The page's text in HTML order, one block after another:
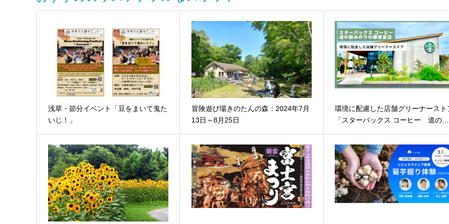
浅草・節分イベント「豆をまいて鬼た
いじ！」
冒険遊び場きのたんの森：2024年7月
13日～8月25日
環境に配慮した店舗グリーナースト
「スターバックス コーヒー 道の…